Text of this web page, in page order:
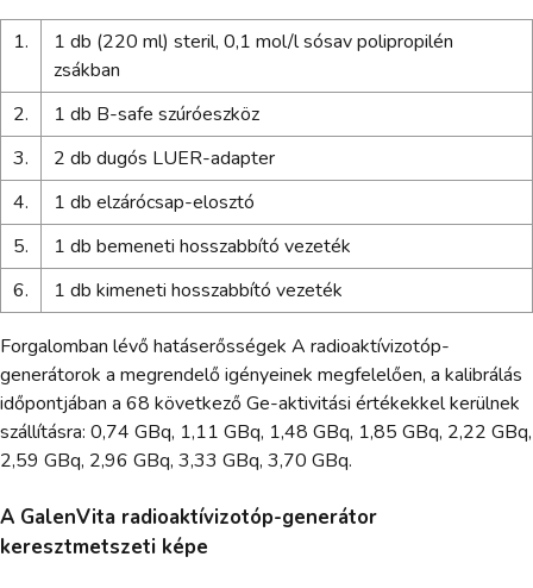
1.
1 db (220 ml) steril, 0,1 mol/l sósav polipropilén
zsákban
2.
1 db B-safe szúróeszköz
3.
2 db dugós LUER-adapter
4.
1 db elzárócsap-elosztó
5.
1 db bemeneti hosszabbító vezeték
6.
1 db kimeneti hosszabbító vezeték
Forgalomban lévő hatáserősségek A radioaktívizotóp-
generátorok a megrendelő igényeinek megfelelően, a kalibrálás
időpontjában a 68 következő Ge-aktivitási értékekkel kerülnek
szállításra: 0,74 GBq, 1,11 GBq, 1,48 GBq, 1,85 GBq, 2,22 GBq,
2,59 GBq, 2,96 GBq, 3,33 GBq, 3,70 GBq.
A GalenVita radioaktívizotóp-generátor
keresztmetszeti képe